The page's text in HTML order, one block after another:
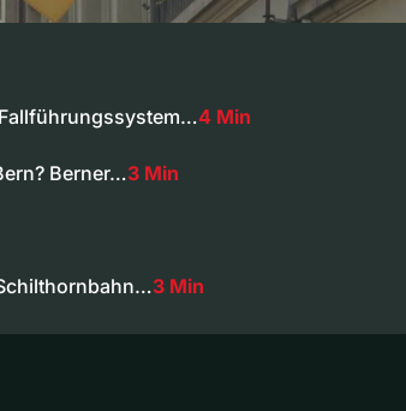
4 Min
Berner…3 Min
3 Min